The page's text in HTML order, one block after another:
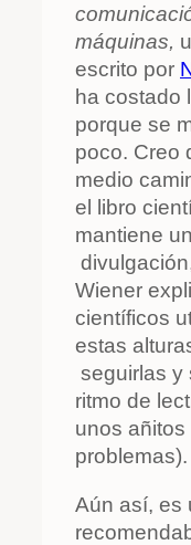
máquinas,
escrito por
ha costado
porque se
poco. Creo
medio
el libro
mantiene
Wiener
científicos
estas
seguirlas y
ritmo de
unos
problemas).
Aún así, es